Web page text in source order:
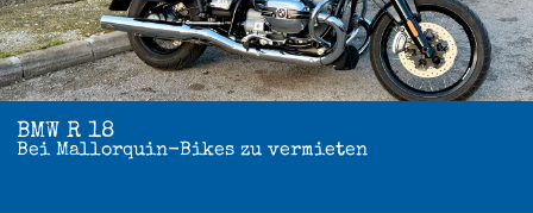
BMW R 18
Bei Mallorquin-Bikes zu vermieten